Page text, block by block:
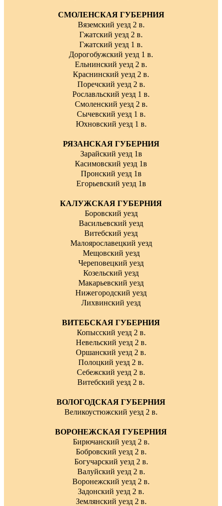
СМОЛЕНСКАЯ ГУБЕРНИЯ
Вяземский уезд 2 в.
Гжатский уезд 2 в.
Гжатский уезд 1 в.
Дорогобужский уезд 1 в.
Ельнинский уезд 2 в.
Краснинский уезд 2 в.
Поречский уезд 2 в.
Рославльский уезд 1 в.
Смоленский уезд 2 в.
Сычевский уезд 1 в.
Юхновский уезд 1 в.
РЯЗАНСКАЯ ГУБЕРНИЯ
Зарайский уезд 1в
Касимовский уезд 1в
Пронский уезд 1в
Егорьевский уезд 1в
КАЛУЖСКАЯ ГУБЕРНИЯ
Боровский уезд
Васильевский уезд
Витебский уезд
Малоярославецкий уезд
Мещовский уезд
Череповецкий уезд
Козельский уезд
Макарьевский уезд
Нижегородский уезд
Лихвинский уезд
ВИТЕБСКАЯ ГУБЕРНИЯ
Копысский уезд 2 в.
Невельский уезд 2 в.
Оршанский уезд 2 в.
Полоцкий уезд 2 в.
Себежский уезд 2 в.
Витебский уезд 2 в.
ВОЛОГОДСКАЯ ГУБЕРНИЯ
Великоустюжский уезд 2 в.
ВОРОНЕЖСКАЯ ГУБЕРНИЯ
Бирючанский уезд 2 в.
Бобровский уезд 2 в.
Богучарский уезд 2 в.
Валуйский уезд 2 в.
Воронежский уезд 2 в.
Задонский уезд 2 в.
Землянский уезд 2 в.